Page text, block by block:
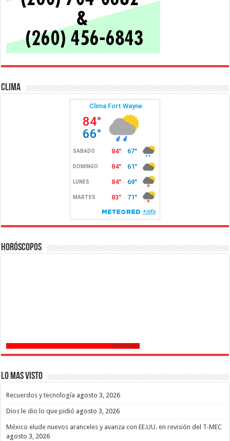
Clima
Horóscopos
Horoscopo
Lo mas Visto
Recuerdos y tecnología agosto 3, 2026
Dios le dio lo que pidió agosto 3, 2026
México elude nuevos aranceles y avanza con EE.UU. en revisión del T-MEC
agosto 3, 2026